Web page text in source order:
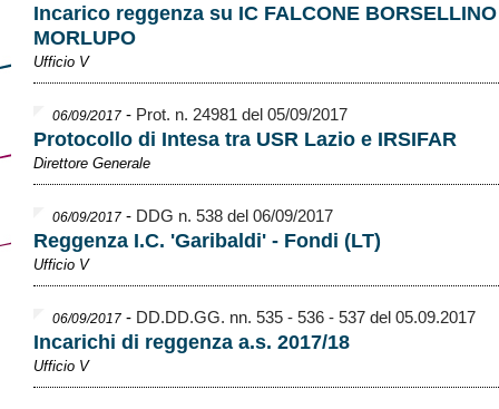
Incarico reggenza su IC FALCONE
MORLUPO
Ufficio V
06/09/2017 - Prot. n. 24981 del 05/09/2017
Protocollo di Intesa tra USR Lazio e IRSIFAR
Direttore Generale
06/09/2017 - DDG n. 538 del 06/09/2017
Reggenza I.C. 'Garibaldi' - Fondi (LT)
Ufficio V
06/09/2017 - DD.DD.GG. nn. 535 - 536 - 537 del 05.09.2017
Incarichi di reggenza a.s. 2017/18
Ufficio V